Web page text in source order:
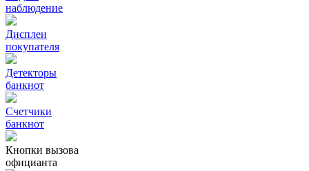
наблюдение
Дисплеи
покупателя
Детекторы
банкнот
Счетчики
банкнот
Кнопки вызова
официанта